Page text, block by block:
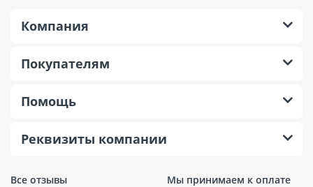
Все отзывы Мы принимаем к оплате
Компания
Покупателям
Помощь
Реквизиты компании